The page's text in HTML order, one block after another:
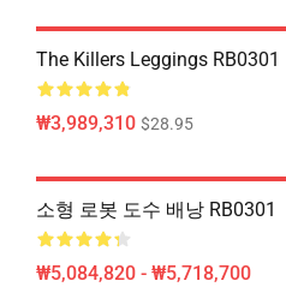
The Killers Leggings RB0301
₩3,989,310 $28.95
소형 로봇 도수 배낭 RB0301
₩5,084,820 - ₩5,718,700